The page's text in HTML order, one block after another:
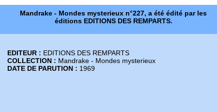
Mandrake - Mondes mysterieux n°227, a été édité par les
éditions EDITIONS DES REMPARTS.
EDITEUR : EDITIONS DES REMPARTS
COLLECTION : Mandrake - Mondes mysterieux
DATE DE PARUTION : 1969